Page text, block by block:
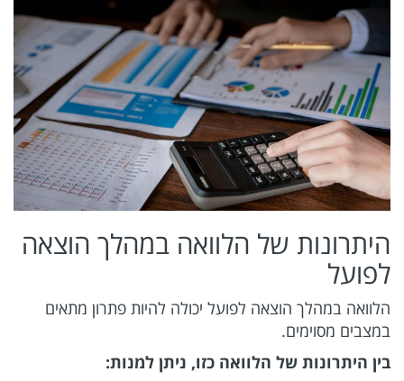
היתרונות של הלוואה במהלך הוצאה
לפועל
הלוואה במהלך הוצאה לפועל יכולה להיות פתרון מתאים
במצבים מסוימים.
בין היתרונות של הלוואה כזו, ניתן למנות: